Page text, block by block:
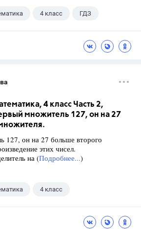
4 класс ГДЗ
4 класс Часть 2,
множитель 127, он на 27
127, он на 27 больше второго
этих чисел.
на (Подробнее...)
4 класс